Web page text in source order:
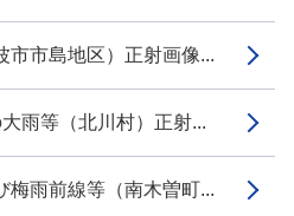
市市島地区）正射画像...
雨等（北川村）正射...
梅雨前線等（南木曽町...